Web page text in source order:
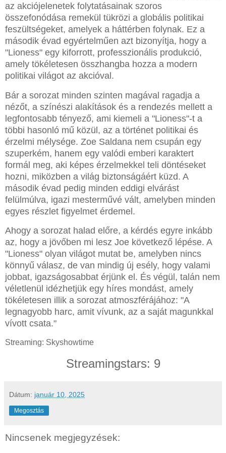
az akciójelenetek folytatásainak szoros
összefonódása remekül tükrözi a globális politikai
feszültségeket, amelyek a háttérben folynak. Ez a
második évad egyértelműen azt bizonyítja, hogy a
"Lioness" egy kiforrott, professzionális produkció,
amely tökéletesen összhangba hozza a modern
politikai világot az akcióval.
Bár a sorozat minden szinten magával ragadja a
nézőt, a színészi alakítások és a rendezés mellett a
legfontosabb tényező, ami kiemeli a "Lioness"-t a
többi hasonló mű közül, az a történet politikai és
érzelmi mélysége. Zoe Saldana nem csupán egy
szuperkém, hanem egy valódi emberi karaktert
formál meg, aki képes érzelmekkel teli döntéseket
hozni, miközben a világ biztonságáért küzd. A
második évad pedig minden eddigi elvárást
felülmúlva, igazi mesterművé vált, amelyben minden
egyes részlet figyelmet érdemel.
Ahogy a sorozat halad előre, a kérdés egyre inkább
az, hogy a jövőben mi lesz Joe következő lépése. A
"Lioness" olyan világot mutat be, amelyben nincs
könnyű válasz, de van mindig új esély, hogy valami
jobbat, igazságosabbat érjünk el. És végül, talán nem
véletlenül idézhetjük egy híres mondást, amely
tökéletesen illik a sorozat atmoszférájához: "A
legnagyobb harc, amit vívunk, az a saját magunkkal
vívott csata."
Streaming: Skyshowtime
Streamingstars: 9
Dátum: január 10, 2025
Megosztás
Nincsenek megjegyzések: